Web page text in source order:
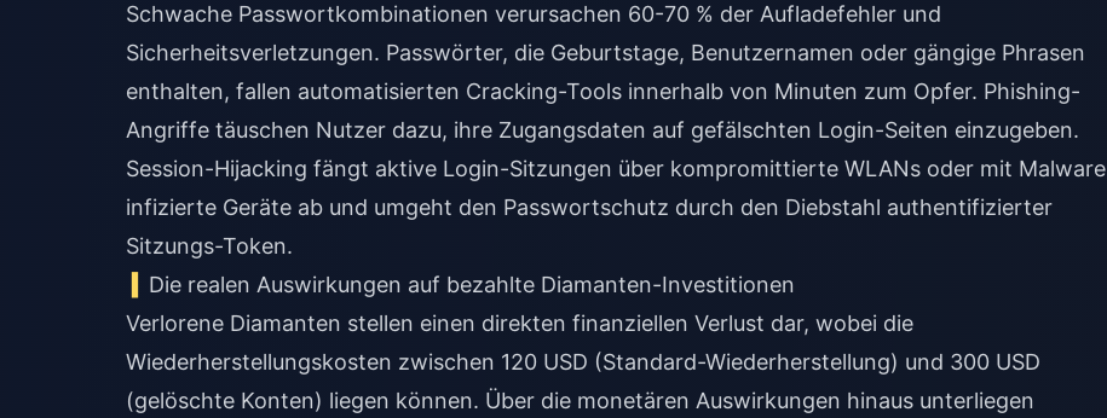
Schwache Passwortkombinationen verursachen 60-70 % der Aufladefehler und
Sicherheitsverletzungen. Passwörter, die Geburtstage, Benutzernamen oder gängige Phrasen
enthalten, fallen automatisierten Cracking-Tools innerhalb von Minuten zum Opfer. Phishing-
Angriffe täuschen Nutzer dazu, ihre Zugangsdaten auf gefälschten Login-Seiten einzugeben.
Session-Hijacking fängt aktive Login-Sitzungen über kompromittierte WLANs oder mit Malware
infizierte Geräte ab und umgeht den Passwortschutz durch den Diebstahl authentifizierter
Sitzungs-Token.
Die realen Auswirkungen auf bezahlte Diamanten-Investitionen
Verlorene Diamanten stellen einen direkten finanziellen Verlust dar, wobei die
Wiederherstellungskosten zwischen 120 USD (Standard-Wiederherstellung) und 300 USD
(gelöschte Konten) liegen können. Über die monetären Auswirkungen hinaus unterliegen